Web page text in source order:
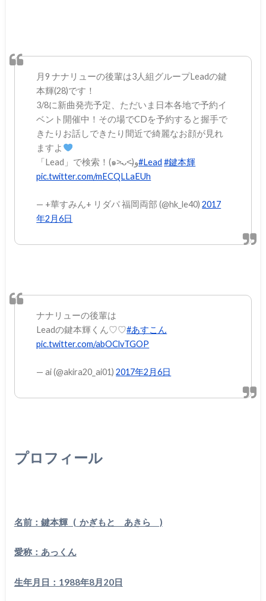
月9 ナナリューの後輩は3人組グループLeadの鍵
本輝(28)です！
3/8に新曲発売予定、ただいま日本各地で予約イ
ベント開催中！その場でCDを予約すると握手で
きたりお話しできたり間近で綺麗なお顔が見れ
ますよ
「Lead」で検索！(๑˃̵ᴗ˂̵)و#Lead #鍵本輝
pic.twitter.com/mECQLLaEUh
— +華すみん+ リダパ 福岡両部 (@hk_le40)2017
年2月6日
ナナリューの後輩は
Leadの鍵本輝くん♡♡#あすこん
pic.twitter.com/abOClvTGOP
— ai (@akira20_ai01)2017年2月6日
プロフィール
名前：鍵本輝 ( かぎもと あきら )
愛称：あっくん
生年月日：1988年8月20日